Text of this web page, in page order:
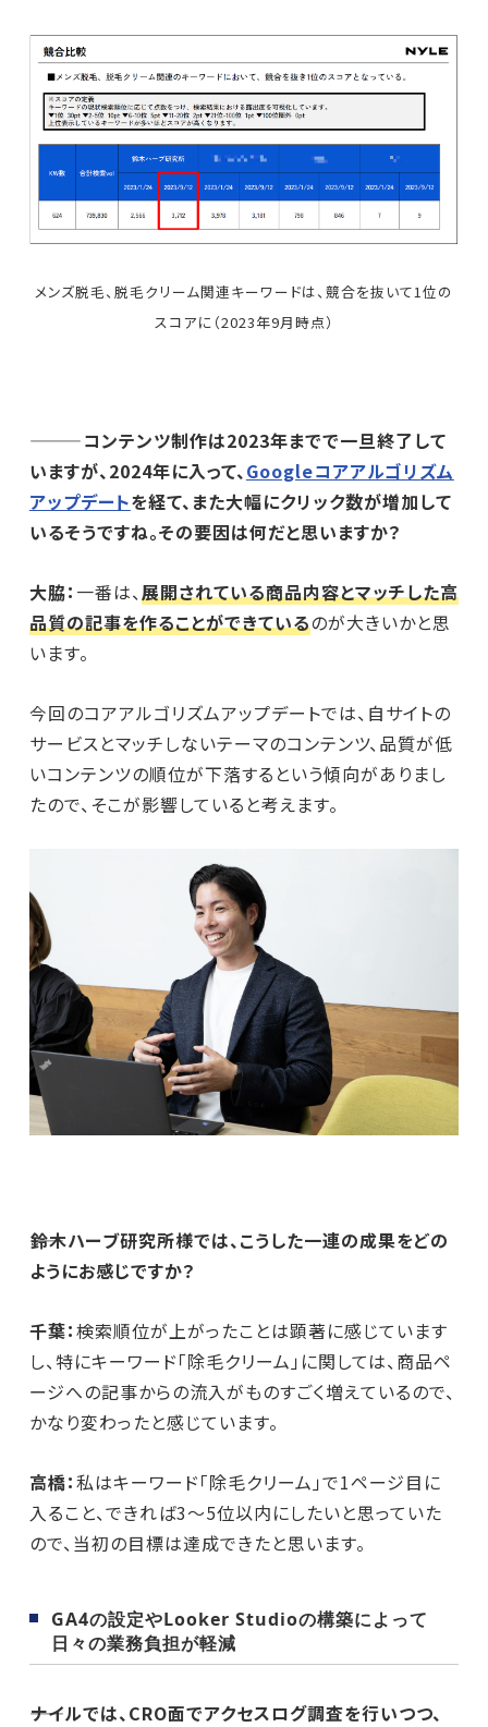
メンズ脱毛、脱毛クリーム関連キーワードは、競合を抜いて1位の
スコアに（2023年9月時点）
―――コンテンツ制作は2023年までで一旦終了して
いますが、2024年に入って、Googleコアアルゴリズム
アップデートを経て、また大幅にクリック数が増加して
いるそうですね。その要因は何だと思いますか？
大脇： 一番は、展開されている商品内容とマッチした高
品質の記事を作ることができているのが大きいかと思
います。
今回のコアアルゴリズムアップデートでは、自サイトの
サービスとマッチしないテーマのコンテンツ、品質が低
いコンテンツの順位が下落するという傾向がありまし
たので、そこが影響していると考えます。
――鈴木ハーブ研究所様では、こうした一連の成果をどの
ようにお感じですか？
千葉：検索順位が上がったことは顕著に感じています
し、特にキーワード「除毛クリーム」に関しては、商品ペ
ージへの記事からの流入がものすごく増えているので、
かなり変わったと感じています。
高橋：私はキーワード「除毛クリーム」で1ページ目に
入ること、できれば3～5位以内にしたいと思っていた
ので、当初の目標は達成できたと思います。
GA4の設定やLooker Studioの構築によって
日々の業務負担が軽減
――ナイルでは、CRO面でアクセスログ調査を行いつつ、